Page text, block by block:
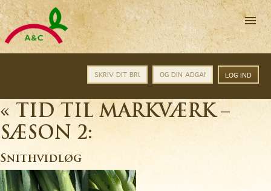
A&C
Catering
A/S
-
Altid
rigtige
priserHJEM
TORVENYT/INFO
PRODUKTINFO
« TID TIL MARKVÆRK –
SÆSON 2:
Snithvidløg